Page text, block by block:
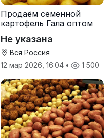
Продаём семенной
картофель Гала оптом
Не указана
Вся Россия
12 мар 2026, 16:04 • 1 500